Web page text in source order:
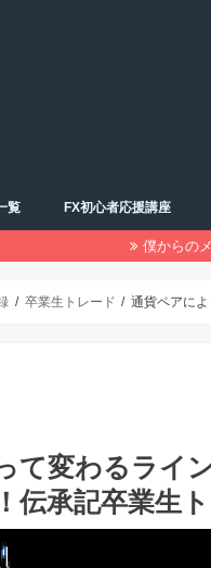
覧 FX初心者応援講座
僕からの
卒業生トレード 通貨ペアに
て変わるライ
伝承記卒業生